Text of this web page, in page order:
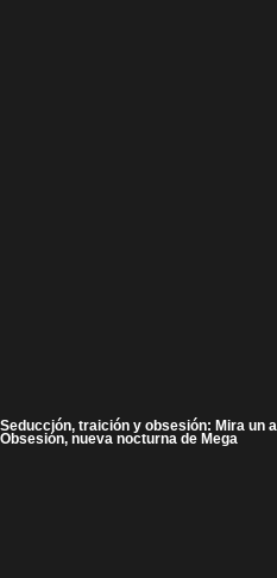
Seducción, traición y obsesión: Mira un
Obsesión, nueva nocturna de Mega